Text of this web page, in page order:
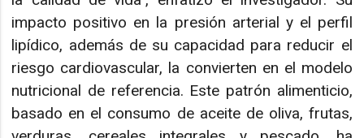
impacto positivo en la presión arterial y el perfil
lipídico, además de su capacidad para reducir el
riesgo cardiovascular, la convierten en el modelo
nutricional de referencia. Este patrón alimenticio,
basado en el consumo de aceite de oliva, frutas,